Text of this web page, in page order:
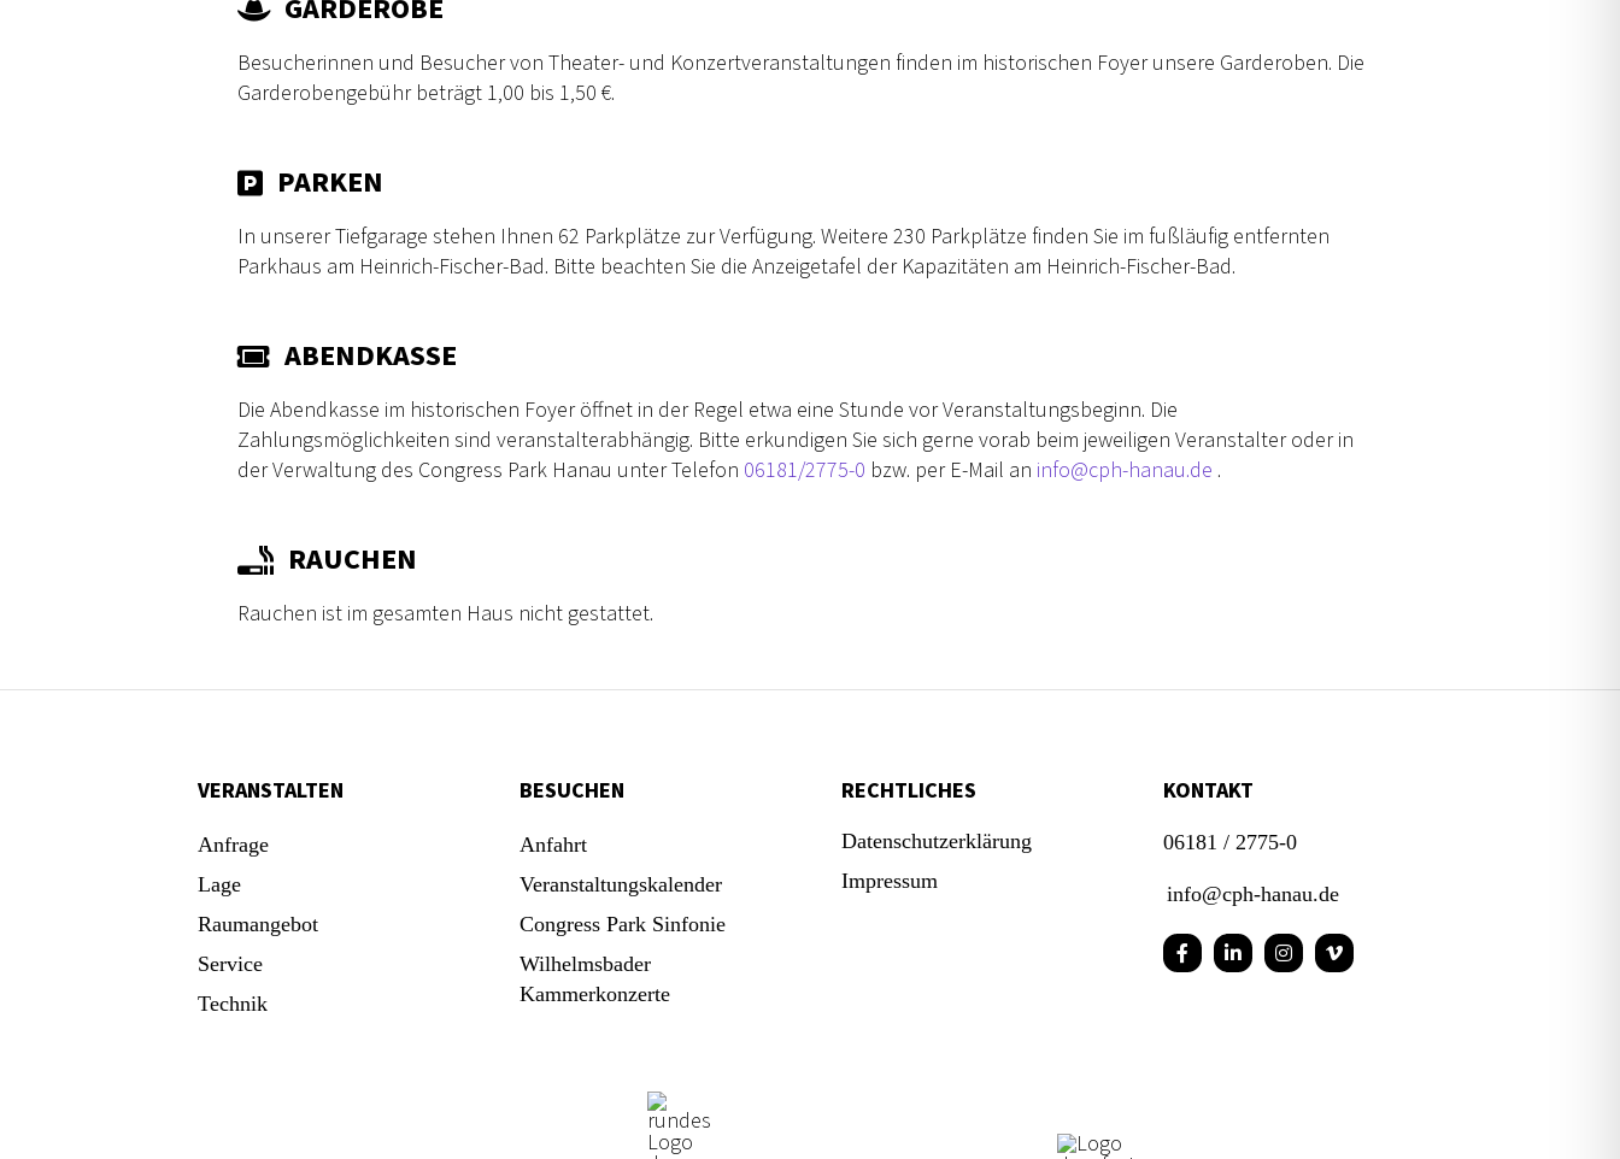
GARDEROBE
Besucherinnen und Besucher von Theater- und Konzertveranstaltungen finden im historischen Foyer unsere Garderoben. Die
Garderobengebühr beträgt 1,00 bis 1,50 €.
PARKEN
In unserer Tiefgarage stehen Ihnen 62 Parkplätze zur Verfügung. Weitere 230 Parkplätze finden Sie im fußläufig entfernten
Parkhaus am Heinrich-Fischer-Bad. Bitte beachten Sie die Anzeigetafel der Kapazitäten am Heinrich-Fischer-Bad.
ABENDKASSE
Die Abendkasse im historischen Foyer öffnet in der Regel etwa eine Stunde vor Veranstaltungsbeginn. Die
Zahlungsmöglichkeiten sind veranstalterabhängig. Bitte erkundigen Sie sich gerne vorab beim jeweiligen Veranstalter oder in
der Verwaltung des Congress Park Hanau unter Telefon 06181/2775-0 bzw. per E-Mail an info@cph-hanau.de .
RAUCHEN
Rauchen ist im gesamten Haus nicht gestattet.
VERANSTALTEN
Anfrage
Lage
Raumangebot
Service
Technik
BESUCHEN
Anfahrt
Veranstaltungskalender
Congress Park Sinfonie
Wilhelmsbader
Kammerkonzerte
RECHTLICHES
Datenschutzerklärung
Impressum
KONTAKT
06181 / 2775-0
info@cph-hanau.de